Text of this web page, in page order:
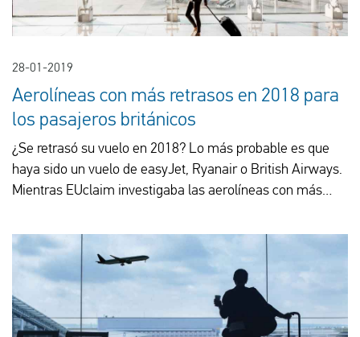
hemos investigado las ofertas de algunas ciudades
europeas populares.
28-01-2019
Aerolíneas con más retrasos en 2018 para
los pasajeros británicos
¿Se retrasó su vuelo en 2018? Lo más probable es que
haya sido un vuelo de easyJet, Ryanair o British Airways.
Mientras EUclaim investigaba las aerolíneas con más
aerolíneas mostraron retrasos prolongados en sus vuelos
con más frecuencia que otras. Algunas rutas aéreas
también sufrieron retrasos en sus vuelos con mayor
frecuencia. EUclaim comparó 2017 frente a 2018 y le
ofrece toda la información.